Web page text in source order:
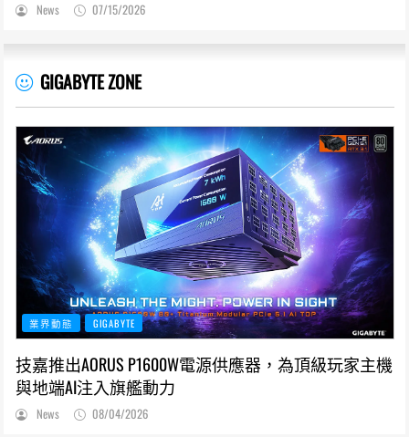
News 07/15/2026
GIGABYTE ZONE
業界動態 GIGABYTE
技嘉推出AORUS P1600W電源供應器，為頂級玩家主機
與地端AI注入旗艦動力
News 08/04/2026